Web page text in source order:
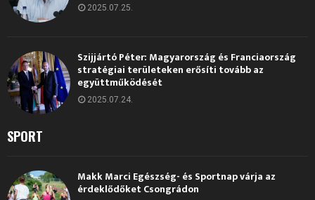
2025.07.25.
Szijjártó Péter: Magyarország és Franciaország
stratégiai területeken erősíti tovább az
együttműködését
2025.07.24.
SPORT
Makk Marci Egészség- és Sportnap várja az
érdeklődőket Csongrádon